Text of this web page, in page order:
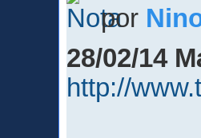
por
28/02/14
http://